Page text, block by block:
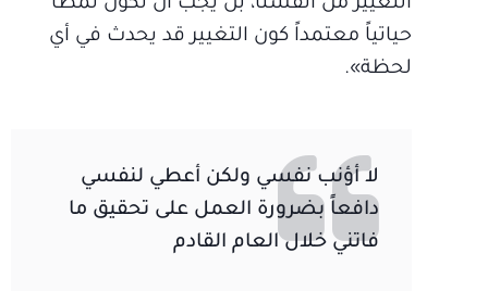
التغيير من أنفسنا، بل يجب أن تكون نمطاً
حياتياً معتمداً كون التغيير قد يحدث في أي
لحظة».
لا أؤنب نفسي ولكن أعطي لنفسي
دافعاً بضرورة العمل على تحقيق ما
فاتني خلال العام القادم